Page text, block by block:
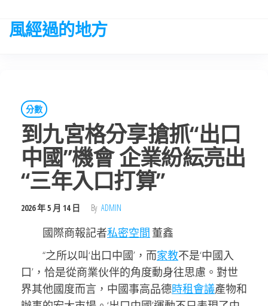
the
風經過的地方
分數
到九宮格分享搶抓“出口
中國”機會 企業紛紜亮出
“三年入口打算”
2026 年 5 月 14 日 By ADMIN
國際商報記者私密空間 董鑫
“之所以叫‘出口中國’，而家教不是‘中國入
口’，恰是從商業伙伴的角度動身往思慮。對世
界其他國度而言，中國事高品德時租會議產物和